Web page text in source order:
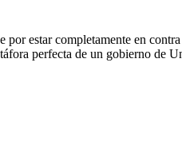
estar completamente en
perfecta de un gobierno de